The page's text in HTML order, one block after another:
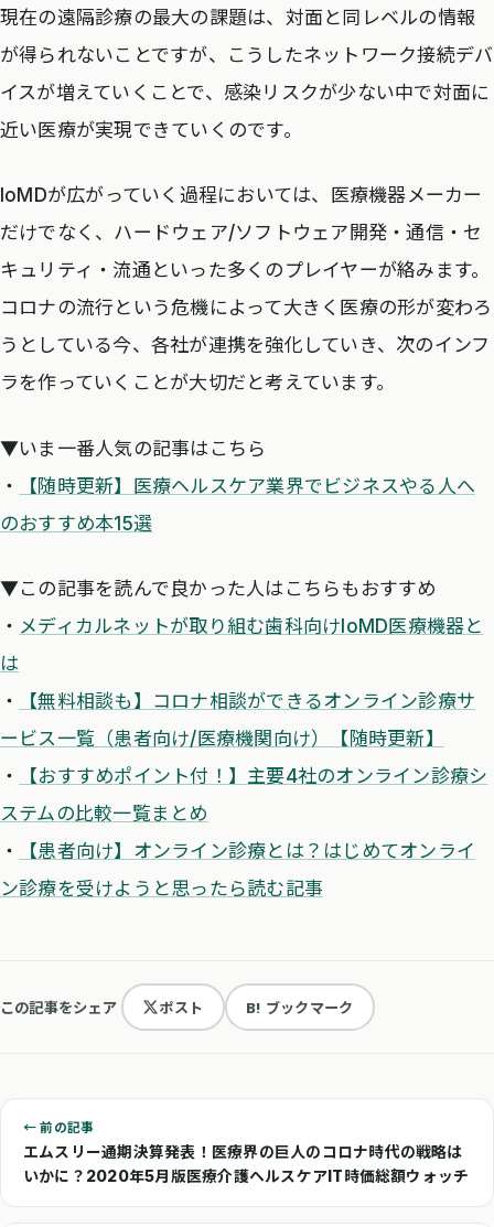
現在の遠隔診療の最大の課題は、対面と同レベルの情報
が得られないことですが、こうしたネットワーク接続デバ
イスが増えていくことで、感染リスクが少ない中で対面に
近い医療が実現できていくのです。
IoMDが広がっていく過程においては、医療機器メーカー
だけでなく、ハードウェア/ソフトウェア開発・通信・セ
キュリティ・流通といった多くのプレイヤーが絡みます。
コロナの流行という危機によって大きく医療の形が変わろ
うとしている今、各社が連携を強化していき、次のインフ
ラを作っていくことが大切だと考えています。
▼いま一番人気の記事はこちら
・
【随時更新】医療ヘルスケア業界でビジネスやる人へ
のおすすめ本15選
▼この記事を読んで良かった人はこちらもおすすめ
・ メディカルネットが取り組む歯科向けIoMD医療機器と
は
・
【無料相談も】コロナ相談ができるオンライン診療サ
ービス一覧（患者向け/医療機関向け）【随時更新】
・
【おすすめポイント付！】主要4社のオンライン診療シ
ステムの比較一覧まとめ
・
【患者向け】オンライン診療とは？はじめてオンライ
ン診療を受けようと思ったら読む記事
この記事をシェア ポスト B! ブックマーク
← 前の記事
エムスリー通期決算発表！医療界の巨人のコロナ時代の戦略は
いかに？2020年5月版医療介護ヘルスケアIT時価総額ウォッチ